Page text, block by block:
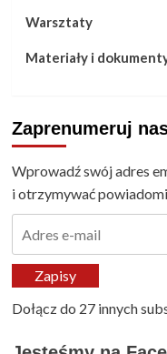
Warsztaty
Materiały i
Zaprenumeruj
Wprowadź swój adres
i otrzymywać
mailZapisy
Dołącz do 27 innych